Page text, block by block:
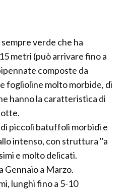
verde che ha
metri (può arrivare fino a
composte da
foglioline molto morbide, di
hanno la caratteristica di
piccoli batuffoli morbidi e
intenso, con struttura ''a
e molto delicati.
Gennaio a Marzo.
lunghi fino a 5-10